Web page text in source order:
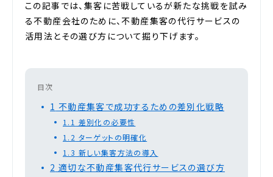
この記事では、集客に苦戦しているが新たな挑戦を試み
る不動産会社のために、不動産集客の代行サービスの
活用法とその選び方について掘り下げます。
目次
1 不動産集客で成功するための差別化戦略
1.1 差別化の必要性
1.2 ターゲットの明確化
1.3 新しい集客方法の導入
2 適切な不動産集客代行サービスの選び方